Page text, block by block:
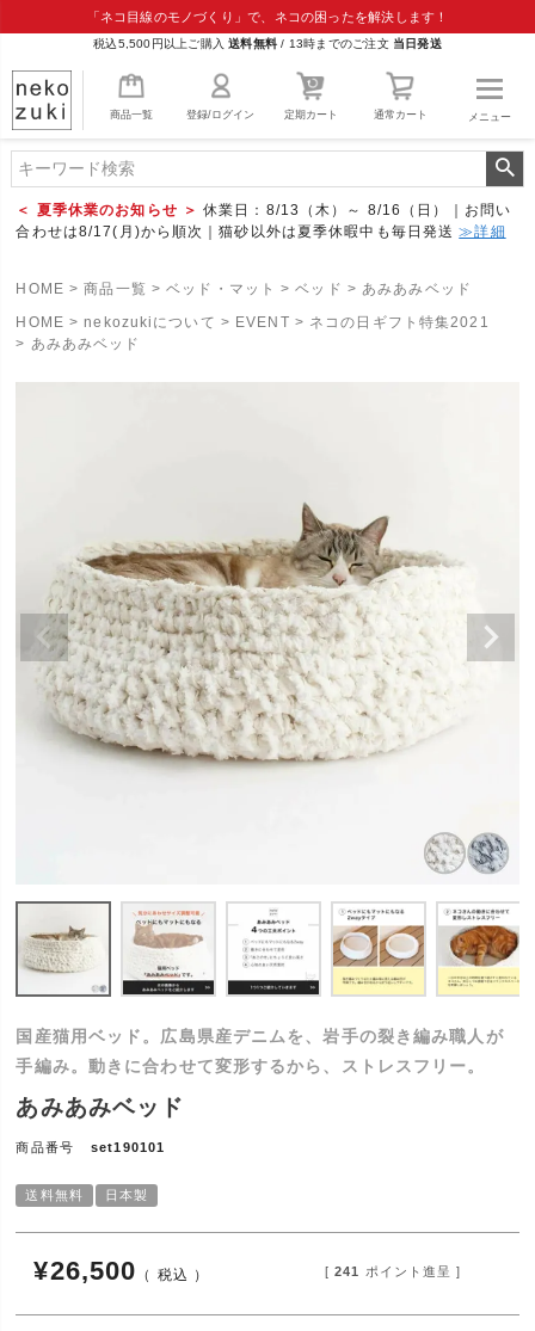
「ネコ目線のモノづくり」で、ネコの困ったを解決します！
税込5,500円以上ご購入送料無料 / 13時までのご注文 当日発送
商品一覧 登録/ログイン 定期カート 通常カート メニュー
＜ 夏季休業のお知らせ ＞ 休業日：8/13（木）～ 8/16（日）｜お問い
合わせは8/17(月)から順次｜猫砂以外は夏季休暇中も毎日発送≫詳細
HOME 商品一覧 ベッド・マット ベッド
あみあみベッド
HOME
nekozukiについて EVENT
ネコの日ギフト特集2021
あみあみベッド
国産猫用ベッド。広島県産デニムを、岩手の裂き編み職人が
手編み。動きに合わせて変形するから、ストレスフリー。
あみあみベッド
商品番号 set190101
送料無料 日本製
¥26,500 税込 [ 241 ポイント進呈 ]